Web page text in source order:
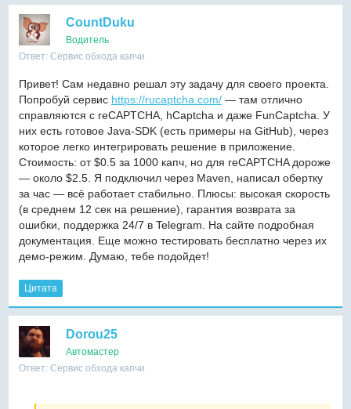
CountDuku
Водитель
Ответ: Сервис обхода капчи
Привет! Сам недавно решал эту задачу для своего проекта.
Попробуй сервис https://rucaptcha.com/— там отлично
справляются с reCAPTCHA, hCaptcha и даже FunCaptcha. У
них есть готовое Java-SDK (есть примеры на GitHub), через
которое легко интегрировать решение в приложение.
Стоимость: от $0.5 за 1000 капч, но для reCAPTCHA дороже
— около $2.5. Я подключил через Maven, написал обертку
за час — всё работает стабильно. Плюсы: высокая скорость
(в среднем 12 сек на решение), гарантия возврата за
ошибки, поддержка 24/7 в Telegram. На сайте подробная
документация. Еще можно тестировать бесплатно через их
демо-режим. Думаю, тебе подойдет!
Цитата
Dorou25
Автомастер
Ответ: Сервис обхода капчи